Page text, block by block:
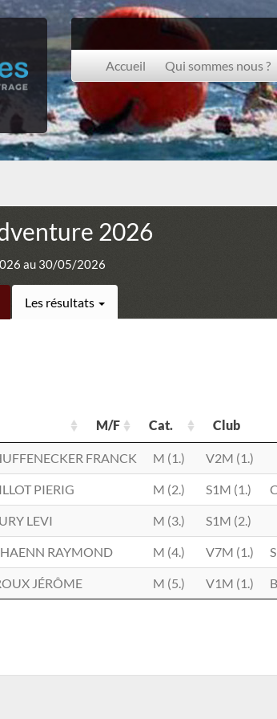
Accueil Qui sommes nous ?
2026
au 30/05/2026
Les résultats
M/F Cat. Club
M/F Cat.
FRANCK M (1.) V2M (1.)
PIERIG M (2.) S1M (1.)
LEVI M (3.) S1M (2.)
RAYMOND M (4.) V7M (1.)
JÉRÔME M (5.) V1M (1.)